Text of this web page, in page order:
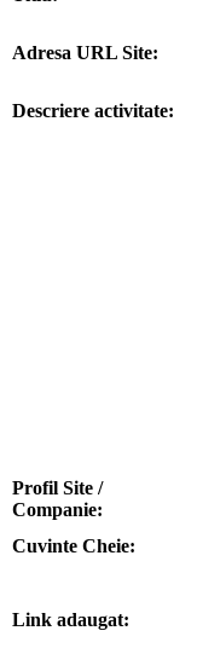
Adresa URL Site:
Descriere activitate:
Profil Site /
Companie:
Cuvinte Cheie:
Link adaugat: